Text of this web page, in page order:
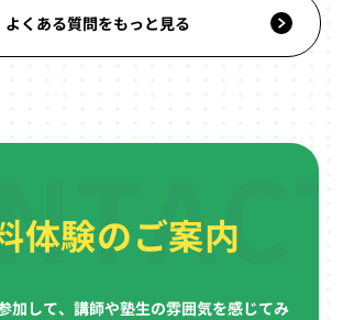
よくある質問をもっと見る
体験のご案内
加して、講師や塾生の雰囲気を感じてみ